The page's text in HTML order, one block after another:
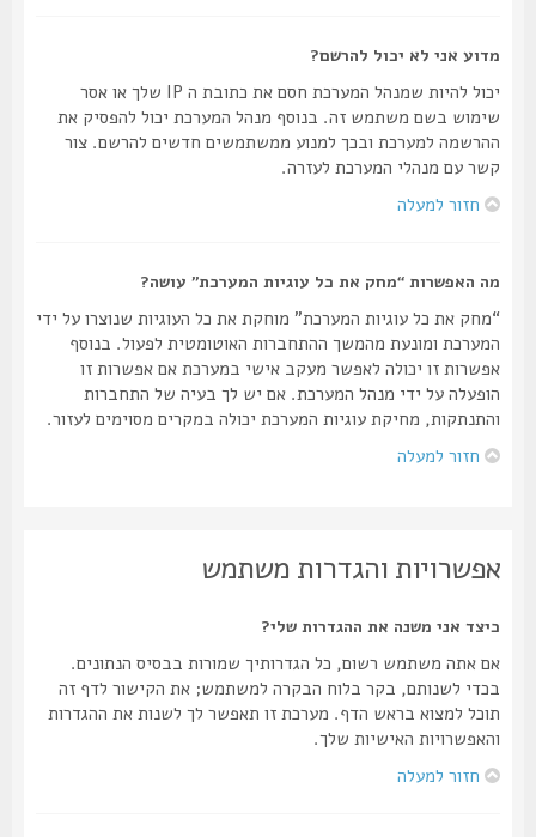
מדוע אני לא יכול להרשם?
יכול להיות שמנהל המערכת חסם את כתובת ה IP שלך או אסר
שימוש בשם משתמש זה. בנוסף מנהל המערכת יכול להפסיק את
ההרשמה למערכת ובכך למנוע ממשתמשים חדשים להרשם. צור
קשר עם מנהלי המערכת לעזרה.
חזור למעלה
מה האפשרות “מחק את כל עוגיות המערכת” עושה?
“מחק את כל עוגיות המערכת” מוחקת את כל העוגיות שנוצרו על ידי
המערכת ומונעת מהמשך ההתחברות האוטומטית לפעול. בנוסף
אפשרות זו יכולה לאפשר מעקב אישי במערכת אם אפשרות זו
הופעלה על ידי מנהל המערכת. אם יש לך בעיה של התחברות
והתנתקות, מחיקת עוגיות המערכת יכולה במקרים מסוימים לעזור.
חזור למעלה
אפשרויות והגדרות משתמש
כיצד אני משנה את ההגדרות שלי?
אם אתה משתמש רשום, כל הגדרותיך שמורות בבסיס הנתונים.
בכדי לשנותם, בקר בלוח הבקרה למשתמש; את הקישור לדף זה
תוכל למצוא בראש הדף. מערכת זו תאפשר לך לשנות את ההגדרות
והאפשרויות האישיות שלך.
חזור למעלה